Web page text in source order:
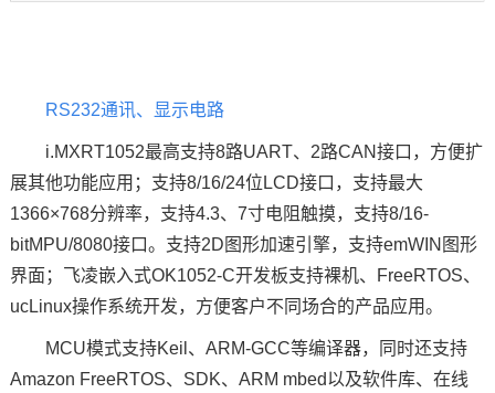
RS232通讯、显示电路
i.MXRT1052最高支持8路UART、2路CAN接口，方便扩
展其他功能应用；支持8/16/24位LCD接口，支持最大
1366×768分辨率，支持4.3、7寸电阻触摸，支持8/16-
bitMPU/8080接口。支持2D图形加速引擎，支持emWIN图形
界面； 飞凌嵌入式OK1052-C开发板支持裸机、FreeRTOS、
ucLinux操作系统开发，方便客户不同场合的产品应用。
MCU模式支持Keil、 ARM-GCC等编译器，同时还支持
Amazon FreeRTOS、SDK、ARM mbed以及软件库、在线